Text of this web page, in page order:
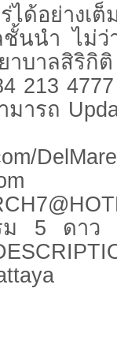
ร่ได้อย่าง
นนำ ไม่ว่
ยาบาลสิ
213
รถ
ม 5 ดาว